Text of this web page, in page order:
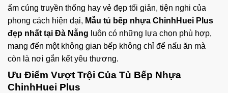
ấm cúng truyền thống hay vẻ đẹp tối giản, tiện nghi của
phong cách hiện đại, Mẫu tủ bếp nhựa ChinhHuei Plus
đẹp nhất tại Đà Nẵng luôn có những lựa chọn phù hợp,
mang đến một không gian bếp không chỉ để nấu ăn mà
còn là nơi gắn kết yêu thương.
Ưu Điểm Vượt Trội Của Tủ Bếp Nhựa
ChinhHuei Plus